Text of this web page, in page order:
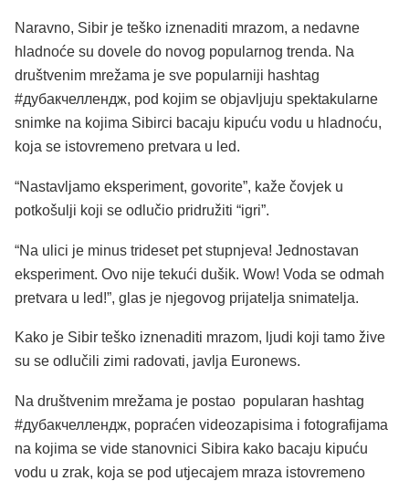
Naravno, Sibir je teško iznenaditi mrazom, a nedavne
hladnoće su dovele do novog popularnog trenda. Na
društvenim mrežama je sve popularniji hashtag
#дубакчеллендж, pod kojim se objavljuju spektakularne
snimke na kojima Sibirci bacaju kipuću vodu u hladnoću,
koja se istovremeno pretvara u led.
“Nastavljamo eksperiment, govorite”, kaže čovjek u
potkošulji koji se odlučio pridružiti “igri”.
“Na ulici je minus trideset pet stupnjeva! Jednostavan
eksperiment. Ovo nije tekući dušik. Wow! Voda se odmah
pretvara u led!”, glas je njegovog prijatelja snimatelja.
Kako je Sibir teško iznenaditi mrazom, ljudi koji tamo žive
su se odlučili zimi radovati, javlja Euronews.
Na društvenim mrežama je postao popularan hashtag
#дубакчеллендж, popraćen videozapisima i fotografijama
na kojima se vide stanovnici Sibira kako bacaju kipuću
vodu u zrak, koja se pod utjecajem mraza istovremeno